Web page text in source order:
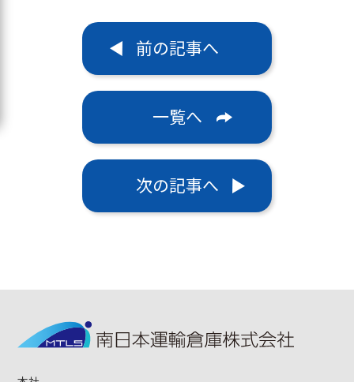
前の記事へ
一覧へ
次の記事へ